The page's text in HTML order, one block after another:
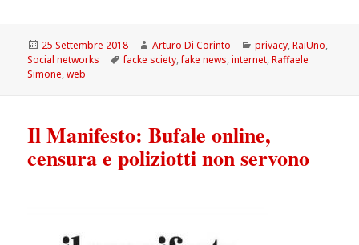
Scritto
il
25 Settembre 2018 Autore
Arturo Di Corinto Categorie
privacy,RaiUno,
Social networks
Tag
facke sciety,fake news,internet,Raffaele
Simone,web
Il Manifesto: Bufale online,
censura e poliziotti non servono